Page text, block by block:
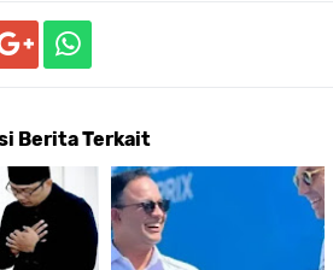
Berita Terkait